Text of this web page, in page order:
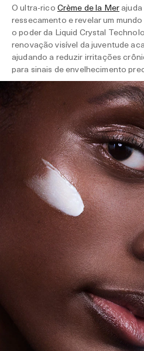
O ultra-ricoCrème de la Merajuda
ressecamento e revelar um
o poder da Liquid Crystal
renovação visível da juventude
ajudando a reduzir irritações
para sinais de envelhecimento